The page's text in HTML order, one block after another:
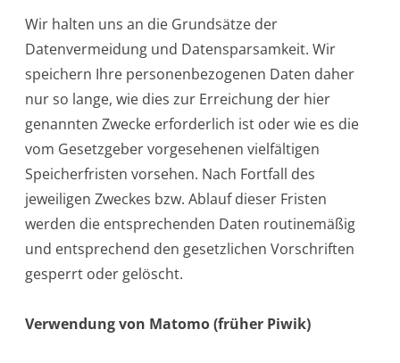
Wir halten uns an die Grundsätze der
Datenvermeidung und Datensparsamkeit. Wir
speichern Ihre personenbezogenen Daten daher
nur so lange, wie dies zur Erreichung der hier
genannten Zwecke erforderlich ist oder wie es die
vom Gesetzgeber vorgesehenen vielfältigen
Speicherfristen vorsehen. Nach Fortfall des
jeweiligen Zweckes bzw. Ablauf dieser Fristen
werden die entsprechenden Daten routinemäßig
und entsprechend den gesetzlichen Vorschriften
gesperrt oder gelöscht.
Verwendung von Matomo (früher Piwik)